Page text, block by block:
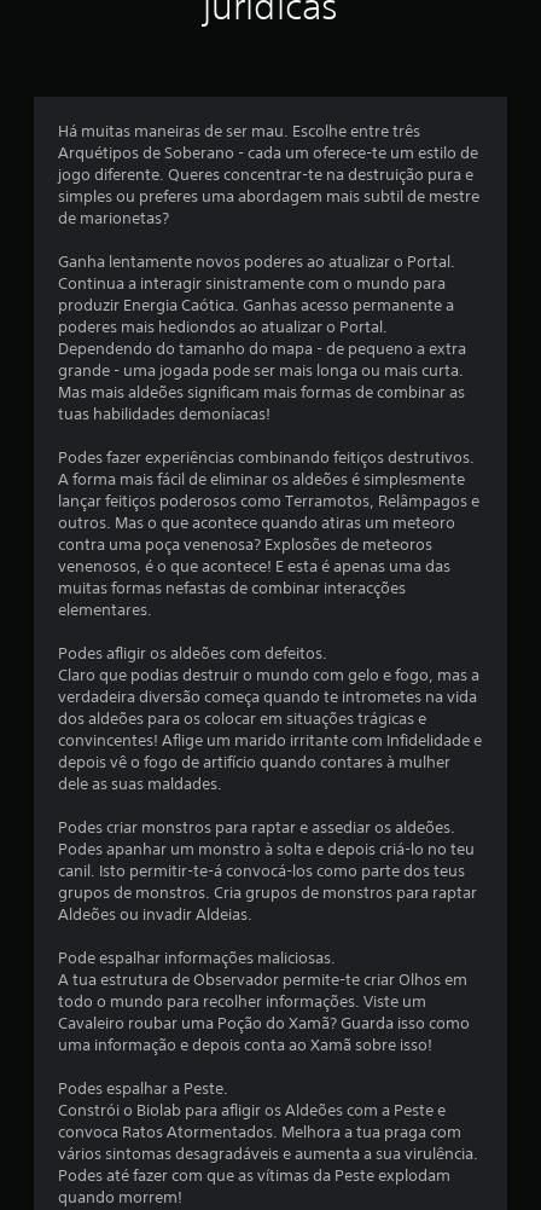
s
e
m
m
o
a
l
1
c
l
a
s
s
f
a
ç
Há muitas maneiras de ser mau. Escolhe entre três
Arquétipos de Soberano - cada um oferece-te um estilo de
jogo diferente. Queres concentrar-te na destruição pura e
simples ou preferes uma abordagem mais subtil de mestre
de marionetas?
Ganha lentamente novos poderes ao atualizar o Portal.
Continua a interagir sinistramente com o mundo para
produzir Energia Caótica. Ganhas acesso permanente a
poderes mais hediondos ao atualizar o Portal.
Dependendo do tamanho do mapa - de pequeno a extra
grande - uma jogada pode ser mais longa ou mais curta.
Mas mais aldeões significam mais formas de combinar as
tuas habilidades demoníacas!
Podes fazer experiências combinando feitiços destrutivos.
A forma mais fácil de eliminar os aldeões é simplesmente
lançar feitiços poderosos como Terramotos, Relâmpagos e
outros. Mas o que acontece quando atiras um meteoro
contra uma poça venenosa? Explosões de meteoros
venenosos, é o que acontece! E esta é apenas uma das
muitas formas nefastas de combinar interacções
elementares.
Podes afligir os aldeões com defeitos.
Claro que podias destruir o mundo com gelo e fogo, mas a
verdadeira diversão começa quando te intrometes na vida
dos aldeões para os colocar em situações trágicas e
convincentes! Aflige um marido irritante com Infidelidade e
depois vê o fogo de artifício quando contares à mulher
dele as suas maldades.
Podes criar monstros para raptar e assediar os aldeões.
Podes apanhar um monstro à solta e depois criá-lo no teu
canil. Isto permitir-te-á convocá-los como parte dos teus
grupos de monstros. Cria grupos de monstros para raptar
Aldeões ou invadir Aldeias.
Pode espalhar informações maliciosas.
A tua estrutura de Observador permite-te criar Olhos em
todo o mundo para recolher informações. Viste um
Cavaleiro roubar uma Poção do Xamã? Guarda isso como
uma informação e depois conta ao Xamã sobre isso!
Podes espalhar a Peste.
Constrói o Biolab para afligir os Aldeões com a Peste e
convoca Ratos Atormentados. Melhora a tua praga com
vários sintomas desagradáveis e aumenta a sua virulência.
Podes até fazer com que as vítimas da Peste explodam
quando morrem!